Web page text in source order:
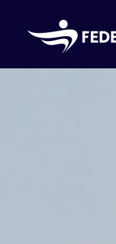
Skip to main